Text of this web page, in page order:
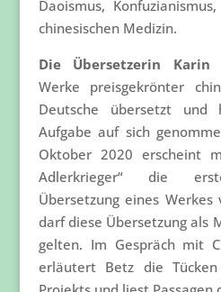
Daoismus,
chinesischen Medizin.
Die Übersetzerin Karin
Werke preisgekrönter
Deutsche übersetzt
Aufgabe auf sich
Oktober 2020 erscheint
Adlerkrieger“ die
Übersetzung eines Werkes
darf diese Übersetzung als
gelten. Im Gespräch mit
erläutert Betz die